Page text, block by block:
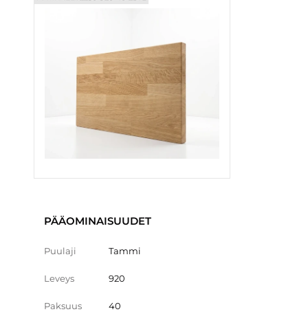
PÄÄOMINAISUUDET
Puulaji Tammi
Leveys 920
Paksuus 40